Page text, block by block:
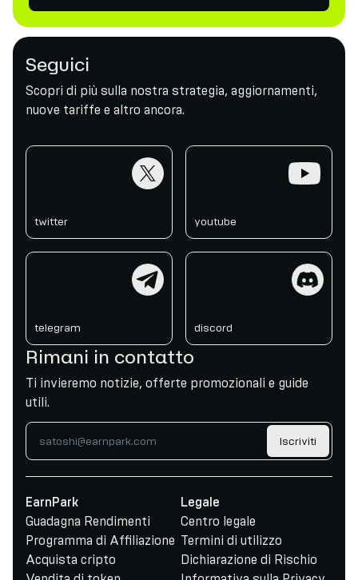
Seguici
Scopri di più sulla nostra strategia, aggiornamenti,
nuove tariffe e altro ancora.
twitter youtube
telegram discord
Rimani in contatto
Ti invieremo notizie, offerte promozionali e guide
utili.
Iscriviti
EarnPark
Guadagna Rendimenti
Programma di Affiliazione
Acquista cripto
Legale
Centro legale
Termini di utilizzo
Dichiarazione di Rischio